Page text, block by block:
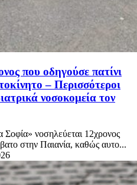
που οδηγούσε πατίνι
– Περισσότεροι
νοσοκομεία τον
νοσηλεύεται 12χρονος
στην Παιανία, καθώς αυτο...